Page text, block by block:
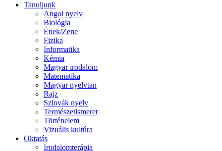
Tanuljunk
Angol nyelv
Biológia
Ének/Zene
Fizika
Informatika
Kémia
Magyar irodalom
Matematika
Magyar nyelvtan
Rajz
Szlovák nyelv
Természetismeret
Történelem
Vizuális kultúra
Oktatás
Irodalomterápia